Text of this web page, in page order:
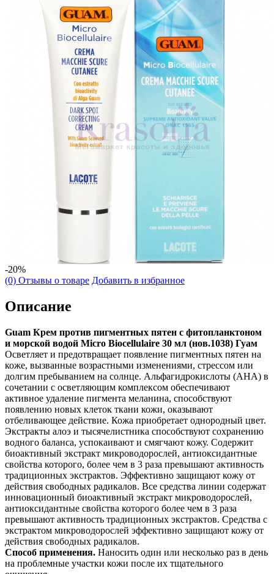
-20%
(0) Отзывы о товаре Добавить в избранное
Описание
Guam Крем против пигментных пятен с фитопланктоном
и морской водой Micro Biocellulaire 30 мл (нов.1038) Гуам
Осветляет и предотвращает появление пигментных пятен на
коже, вызванные возрастными изменениями, стрессом или
долгим пребыванием на солнце. Альфагидрокислоты (AHA) в
сочетании с осветляющим комплексом обеспечивают
активное удаление пигмента меланина, способствуют
появлению новых клеток ткани кожи, оказывают
отбеливающее действие. Кожа приобретает однородный цвет.
Экстракты алоэ и тысячелистника способствуют сохранению
водного баланса, успокаивают и смягчают кожу. Содержит
биоактивный экстракт микроводорослей, антиоксидантные
свойства которого, более чем в 3 раза превышают активность
традиционных экстрактов. Эффективно защищают кожу от
действия свободных радикалов. Все средства линии содержат
инноваци­онный биоактивный экстракт микроводорослей,
антиоксидантные свойства кото­рого более чем в 3 раза
превышают активность традиционных экстрактов. Сре­дства с
экстрактом микроводорослей эффективно защищают кожу от
действия сво­бодных радикалов.
Способ применения. Наносить один или несколько раз в день
на проблемные участки кожи после их тщательного